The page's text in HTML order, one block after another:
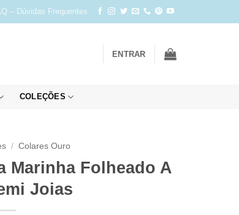
– Dúvidas Frequentes
ENTRAR
COLEÇÕES
/ Colares Ouro
Marinha Folheado A
Joias